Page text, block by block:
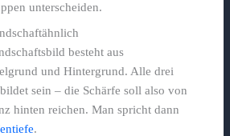
unterscheiden.
besteht aus
und Hintergrund. Alle drei
sein – die Schärfe soll also von
hinten reichen. Man spricht dann
.